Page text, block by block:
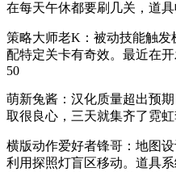
在每天午休都要刷几关，道
策略大师老K：被动技能触
配特定关卡有奇效。最近在
50
萌新兔酱：汉化质量超出预
取很良心，三天就集齐了霓
横版动作爱好者锋哥：地图
利用探照灯盲区移动。道具